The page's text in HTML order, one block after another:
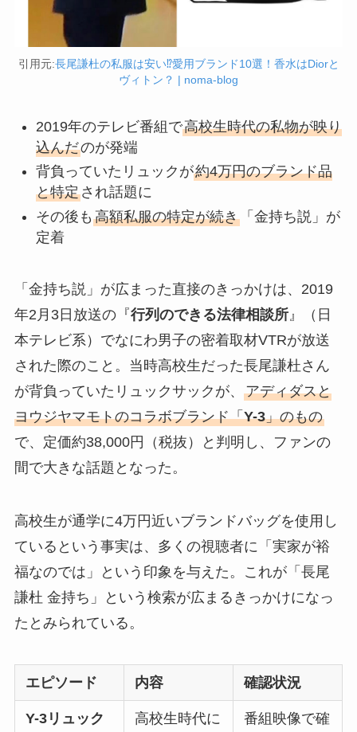
引用元:長尾謙杜の私服は安い⁉愛用ブランド10選！香水はDiorと
ヴィトン？ | noma-blog
2019年のテレビ番組で高校生時代の私物が映り
込んだのが発端
背負っていたリュックが約4万円のブランド品
と特定され話題に
その後も 高額私服の特定が続き「金持ち説」が
定着
「金持ち説」が広まった直接のきっかけは、2019
年2月3日放送の『行列のできる法律相談所』（日
本テレビ系）でなにわ男子の密着取材VTRが放送
された際のこと。当時高校生だった長尾謙杜さん
が背負っていたリュックサックが、 アディダスと
ヨウジヤマモトのコラボブランド「Y-3」のもの
で、定価約38,000円（税抜）と判明し、ファンの
間で大きな話題となった。
高校生が通学に4万円近いブランドバッグを使用し
ているという事実は、多くの視聴者に「実家が裕
福なのでは」という印象を与えた。これが「長尾
謙杜 金持ち」という検索が広まるきっかけになっ
たとみられている。
エピソード 内容 確認状況
Y-3リュック
高校生時代に
番組映像で確